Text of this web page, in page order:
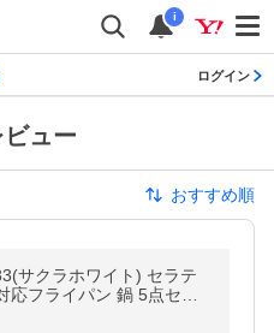
i
ログイン
ュー
おすすめ順
サクラホワイト) セラテ
応フライパン 鍋 5点セッ